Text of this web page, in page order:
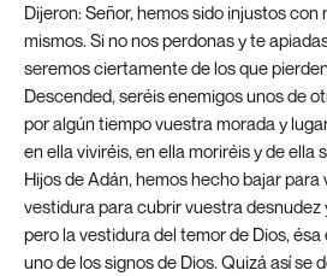
Dijeron: Señor, hemos sido injustos con
mismos. Si no nos perdonas y te
seremos ciertamente de los que
Descended, seréis enemigos unos de
por algún tiempo vuestra morada y
en ella viviréis, en ella moriréis y de ella
Hijos de Adán, hemos hecho bajar para
vestidura para cubrir vuestra desnudez
pero la vestidura del temor de Dios, ésa
uno de los signos de Dios. Quizá así se